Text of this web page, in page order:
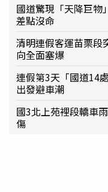
國道驚現「天降巨
差點沒命
清明連假客運苗栗
向全面塞爆
連假第3天「國道14
出發避車潮
國3北上苑裡段轎車
傷